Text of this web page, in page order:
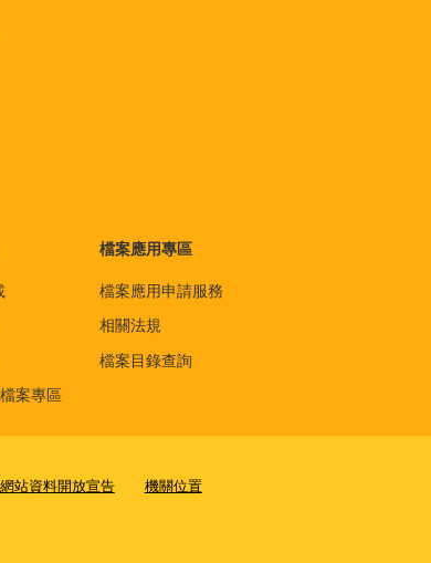
案專區
檔案應用專區
檔案應用申請服務
相關法規
檔案目錄查詢
站資料開放宣告 機關位置